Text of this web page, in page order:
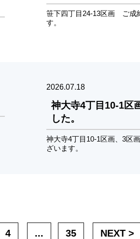
笹下四丁目24-13区画 ご成
す。
2026.07.18
神大寺4丁目10-1区
した。
神大寺4丁目10-1区画、3区
ざいます。
4 ... 35 NEXT >